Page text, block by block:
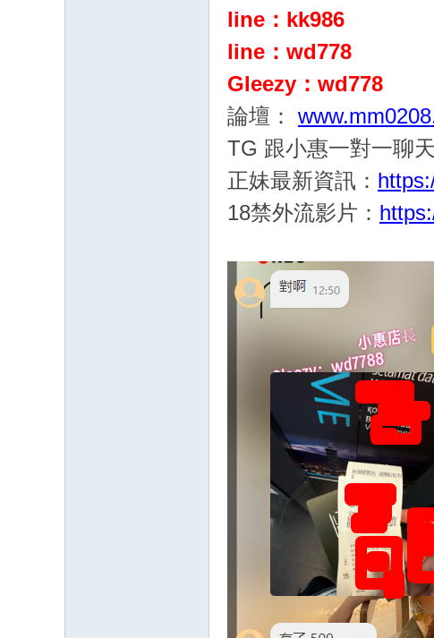
line：kk986
line：wd778
Gleezy：wd778
論壇：
TG 跟小惠一對一聊
正妹最新資訊：
18禁外流影片：